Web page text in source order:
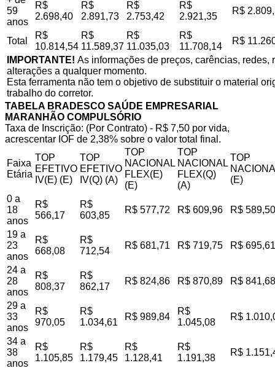
59
anos
R$
2.698,40
R$
2.891,73
R$
2.753,42
R$
2.921,35
R$
Total
R$
10.814,54
R$
11.589,37
R$
11.035,03
R$
11.708,14
R$
IMPORTANTE! As informações de preços, carências,
alterações a qualquer momento.
Esta ferramenta não tem o objetivo de substituir o material
trabalho do corretor.
TABELA BRADESCO SAÚDE EMPRESARIAL
MARANHÃO COMPULSÓRIO
Taxa de Inscrição: (Por Contrato) - R$ 7,50 por vida,
acrescentar IOF de 2,38% sobre o valor total final.
Faixa
Etária
TOP
EFETIVO
IV(E) (E)
TOP
EFETIVO
IV(Q) (A)
TOP
NACIONAL
FLEX(E)
(E)
TOP
NACIONAL
FLEX(Q)
(A)
TOP
(E)
0 a
18
anos
R$
566,17
R$
603,85
R$ 577,72 R$ 609,96 R$ 589,50
19 a
23
anos
R$
668,08
R$
712,54
R$ 681,71 R$ 719,75 R$ 695,61
24 a
28
anos
R$
808,37
R$
862,17
R$ 824,86 R$ 870,89 R$ 841,68
29 a
33
anos
R$
970,05
R$
1.034,61
R$ 989,84
R$
1.045,08
R$
34 a
38
anos
R$
1.105,85
R$
1.179,45
R$
1.128,41
R$
1.191,38
R$